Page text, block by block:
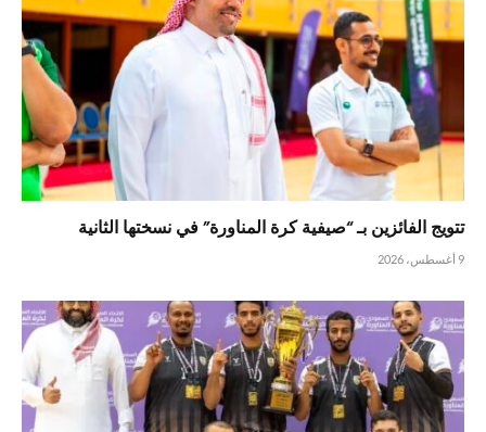
تتويج الفائزين بـ “صيفية كرة المناورة” في نسختها الثانية
9 أغسطس، 2026